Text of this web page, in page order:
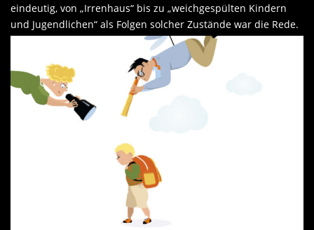
eindeutig, von „Irrenhaus“ bis zu „weichgespülten Kindern
und Jugendlichen“ als Folgen solcher Zustände war die Rede.